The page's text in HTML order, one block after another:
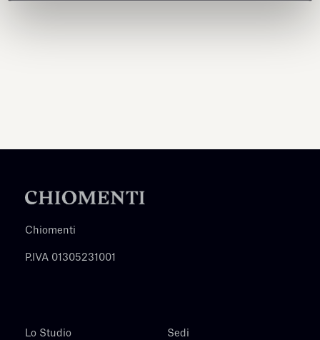
Chiomenti
P.IVA 01305231001
Lo Studio Sedi